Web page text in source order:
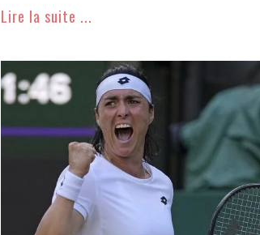
Lire la suite ...